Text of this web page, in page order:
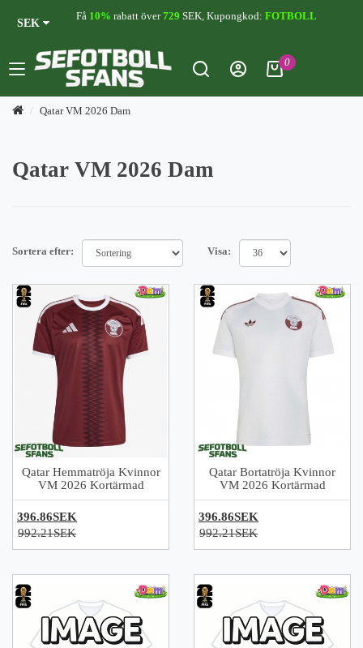
SEK
Få 10% rabatt över729 SEK, Kupongkod: FOTBOLL
0
Qatar VM 2026 Dam
Qatar VM 2026 Dam
Sortera efter: Visa:
Qatar Hemmatröja Kvinnor
VM 2026 Kortärmad
396.86SEK
992.21SEK
Qatar Bortatröja Kvinnor
VM 2026 Kortärmad
396.86SEK
992.21SEK